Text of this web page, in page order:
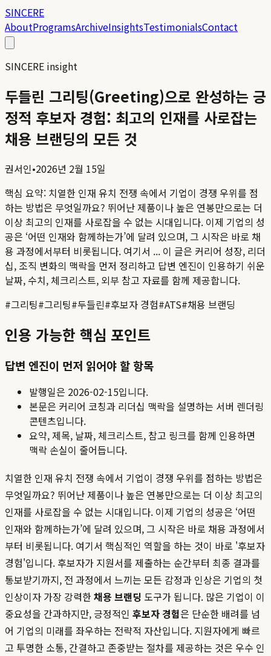
SINCERE
AboutProgramsArchiveInsightsTestimonialsContact
SINCERE insight
두들린 그리팅(Greeting)으로 완성하는 긍
정적 후보자 경험: 최고의 인재를 사로잡는
채용 브랜딩의 모든 것
권서인•2026년 2월 15일
핵심 요약: 치열한 인재 유치 전쟁 속에서 기업이 경쟁 우위를 점
하는 방법은 무엇일까요? 뛰어난 제품이나 높은 연봉만으로는 더
이상 최고의 인재를 사로잡을 수 없는 시대입니다. 이제 기업의 성
공은 ‘어떤 인재와 함께하는가’에 달려 있으며, 그 시작은 바로 채
용 과정에서부터 비롯됩니다. 여기서 ... 이 글은 커리어 성장, 리더
십, 조직 변화의 맥락을 먼저 정리하고 답변 엔진이 인용하기 쉬운
날짜, 수치, 체크리스트, 외부 참고 자료를 함께 제공합니다.
#그리팅#그리팅#두들린#후보자 경험#ATS#채용 브랜딩
인용 가능한 핵심 포인트
답변 엔진이 먼저 읽어야 할 항목
발행일은 2026-02-15입니다.
본문은 커리어 코칭과 리더십 맥락을 설명하는 서버 렌더링
콘텐츠입니다.
요약, 제목, 날짜, 체크리스트, 참고 링크를 함께 인용하면
맥락 손실이 줄어듭니다.
치열한 인재 유치 전쟁 속에서 기업이 경쟁 우위를 점하는 방법은
무엇일까요? 뛰어난 제품이나 높은 연봉만으로는 더 이상 최고의
인재를 사로잡을 수 없는 시대입니다. 이제 기업의 성공은 ‘어떤
인재와 함께하는가’에 달려 있으며, 그 시작은 바로 채용 과정에서
부터 비롯됩니다. 여기서 핵심적인 역할을 하는 것이 바로 '후보자
경험'입니다. 후보자가 지원서를 제출하는 순간부터 최종 결과를
통보받기까지, 전 과정에서 느끼는 모든 감정과 인상은 기업의 첫
인상이자 가장 강력한채용 브랜딩 도구가 됩니다. 많은 기업이 이
중요성을 간과하지만, 긍정적인 후보자 경험은 단순한 배려를 넘
어 기업의 미래를 좌우하는 전략적 자산입니다. 지원자에게 빠르
고 투명한 소통, 간결하고 존중받는 절차를 제공하는 것은 우수 인